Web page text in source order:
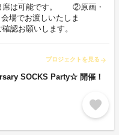
席は可能です。 ②原画・
場でお渡しいたしま
お願いします。
プロジェクトを見る arrow_forward
SOCKS Party☆ 開催！
favorite